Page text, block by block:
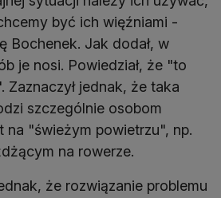
być ich więźniami -
Bochenek. Jak dodał, w
je nosi. Powiedział, że "to
Zaznaczył jednak, że taka
szczególnie osobom
na "świeżym powietrzu", np.
na rowerze.
że rozwiązanie problemu